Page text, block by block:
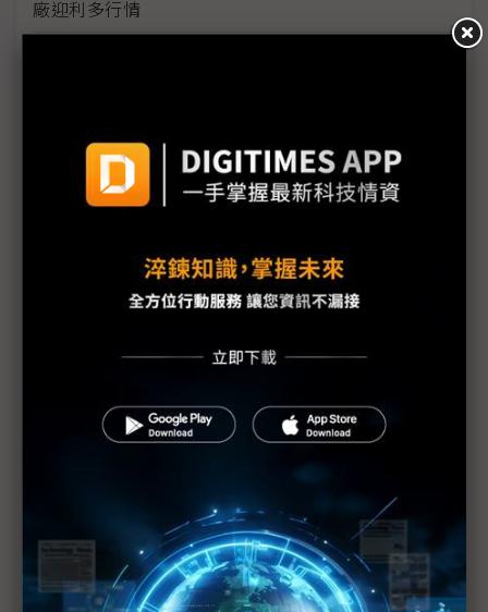
廠迎利多行情
朋程擴產搶攻高效車用元件市場 AI伺服器與HVDC
模組拚2027放量
規避關稅大打平價與豪奢雙戰線 中系電動車4月歐
裕融嚴陳莉蓮：汽車、出行與用車事業的協同發展
AI應用與綠能發展推動創新
回應232關稅優惠上路 東陽：對台灣汽車零件產業
新纖：地緣風險是危機也是轉機 三大布局推進成長
台美投資MOU關稅優惠先落地 汽車零組件15%、航
中資背景也能過關 Volvo獲白宮豁免可繼續在美賣
車